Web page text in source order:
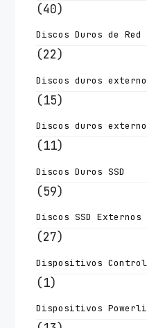
(40)
Discos Duros de Red
(22)
Discos duros
(15)
Discos duros
(11)
Discos Duros SSD
(59)
Discos SSD Externos
(27)
Dispositivos
(1)
Dispositivos